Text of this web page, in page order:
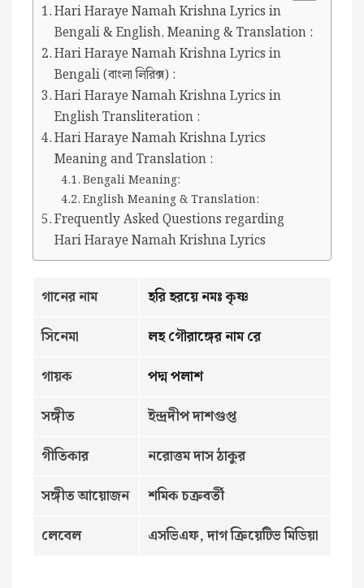
Hari Haraye Namah Krishna Lyrics in
Bengali & English, Meaning & Translation :
Hari Haraye Namah Krishna Lyrics in
Bengali (বাংলা লিরিক্স) :
Hari Haraye Namah Krishna Lyrics in
English Transliteration :
Hari Haraye Namah Krishna Lyrics
Meaning and Translation :
Bengali Meaning:
English Meaning & Translation:
Frequently Asked Questions regarding
Hari Haraye Namah Krishna Lyrics
গানের নাম
হরি হরয়ে নমঃ কৃষ্ণ
সিনেমা
লহ গৌরাঙ্গের নাম রে
গায়ক
পদ্ম পলাশ
সঙ্গীত
ইন্দ্রদীপ দাশগুপ্ত
গীতিকার
নরোত্তম দাস ঠাকুর
সঙ্গীত আয়োজন
শমিক চক্রবর্তী
লেবেল
এসভিএফ, দাগ ক্রিয়েটিভ মিডিয়া